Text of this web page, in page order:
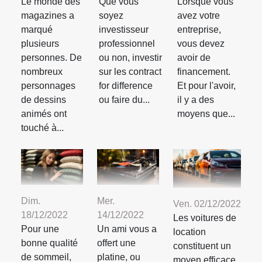
magazines a
marqué
plusieurs
personnes. De
nombreux
personnages
de dessins
animés ont
touché à...
soyez
investisseur
professionnel
ou non, investir
sur les contract
for difference
ou faire du...
avez votre
entreprise,
vous devez
avoir de
financement.
Et pour l'avoir,
il y a des
moyens que...
Dim.
18/12/2022
Pour une
bonne qualité
de sommeil,
Mer.
14/12/2022
Un ami vous a
offert une
platine, ou
Ven. 02/12/2022
Les voitures de
location
constituent un